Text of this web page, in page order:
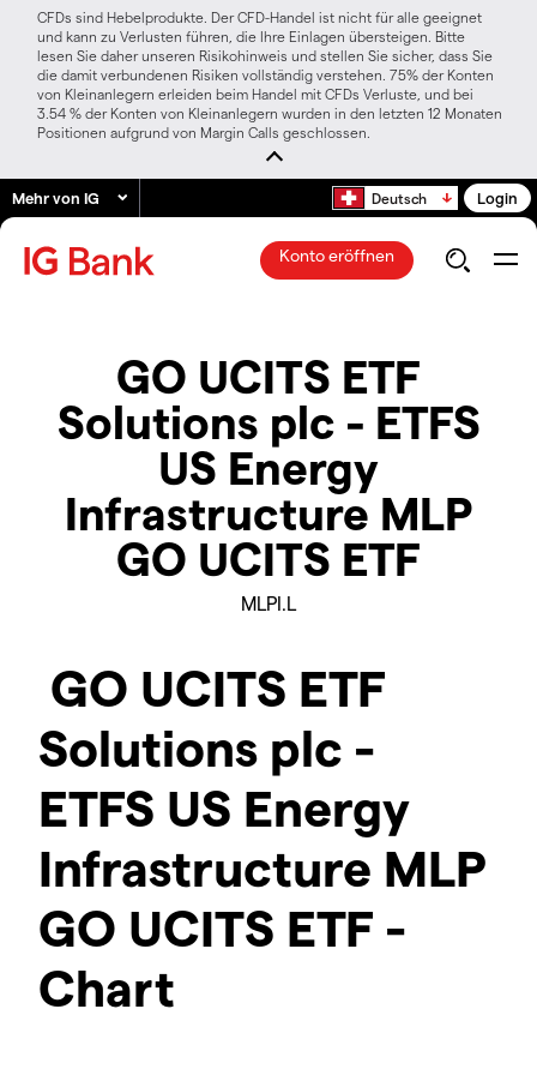
CFDs sind Hebelprodukte. Der CFD-Handel ist nicht für alle geeignet
und kann zu Verlusten führen, die Ihre Einlagen übersteigen. Bitte
lesen Sie daher unseren Risikohinweis und stellen Sie sicher, dass Sie
die damit verbundenen Risiken vollständig verstehen. 75% der Konten
von Kleinanlegern erleiden beim Handel mit CFDs Verluste, und bei
3.54 % der Konten von Kleinanlegern wurden in den letzten 12 Monaten
Positionen aufgrund von Margin Calls geschlossen.
Mehr von IG Deutsch Login
Konto eröffnen
GO UCITS ETF
Solutions plc - ETFS
US Energy
Infrastructure MLP
GO UCITS ETF
MLPI.L
GO UCITS ETF
Solutions plc -
ETFS US Energy
Infrastructure MLP
GO UCITS ETF -
Chart